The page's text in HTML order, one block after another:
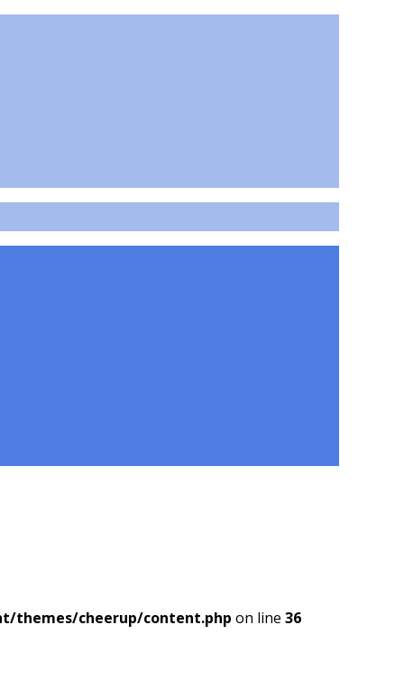
themes/cheerup/content.php on line 36